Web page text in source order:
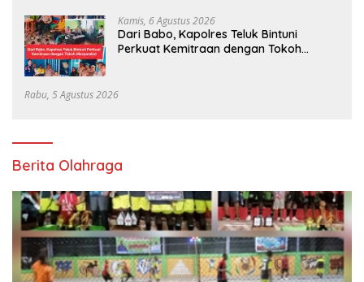
Kamis, 6 Agustus 2026
Dari Babo, Kapolres Teluk Bintuni
Perkuat Kemitraan dengan Tokoh
Rabu, 5 Agustus 2026
Berita Olahraga